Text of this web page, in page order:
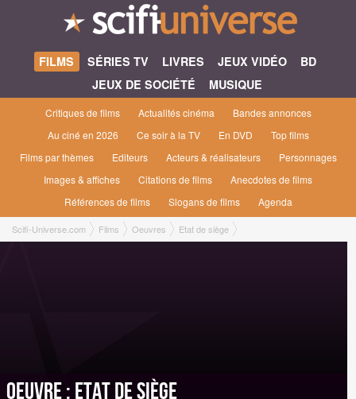
FILMS SÉRIES TV LIVRES JEUX VIDÉO
BD
JEUX DE SOCIÉTÉ
MUSIQUE
Critiques de films Actualités cinéma
Bandes annonces
Au ciné en 2026
Ce soir à la TV En DVD
Top films
Films par thèmes
Editeurs Acteurs & réalisateurs
Personnages
Images & affiches
Citations de films
Anecdotes de films
Références de films
Slogans de films Agenda
Scifi-Universe.com Films Oeuvres Etat de siège
Oeuvre : Etat de siège